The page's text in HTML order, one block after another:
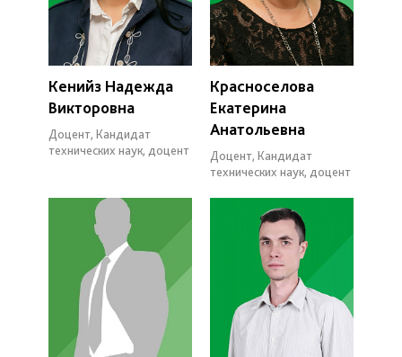
Кенийз Надежда
Викторовна
Доцент, Кандидат
технических наук, доцент
Красноселова
Екатерина
Анатольевна
Доцент, Кандидат
технических наук, доцент